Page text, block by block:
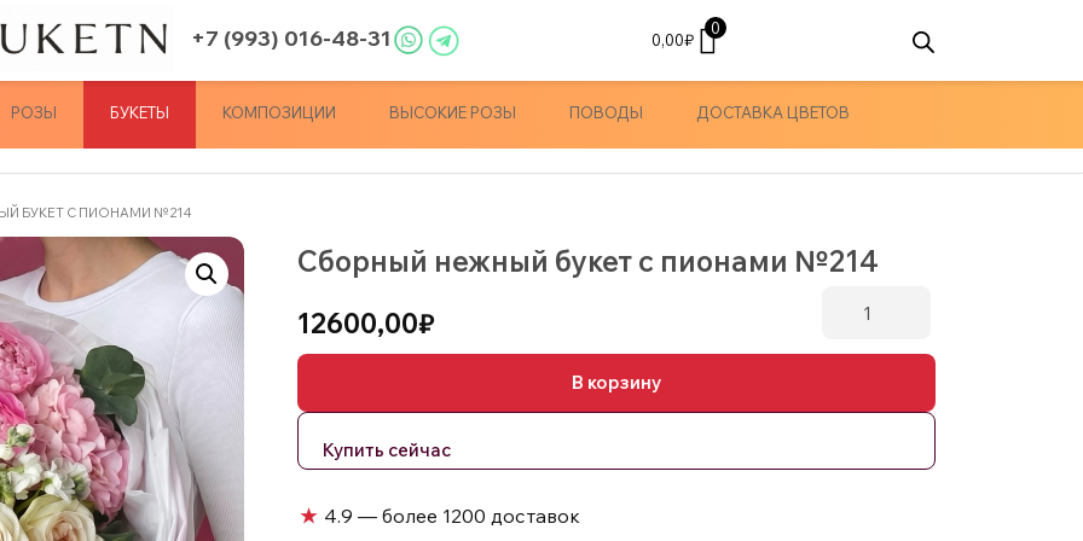
+7 (993) 016-48-31 0,00₽
0
РОЗЫ БУКЕТЫ КОМПОЗИЦИИ ВЫСОКИЕ РОЗЫ ПОВОДЫ ДОСТАВКА ЦВЕТОВ
БУКЕТ С ПИОНАМИ №214
Сборный нежный букет с пионами №214
12600,00₽
товара
Сборный
букет
пионами
В корзину
★ 4.9 — более 1200 доставок